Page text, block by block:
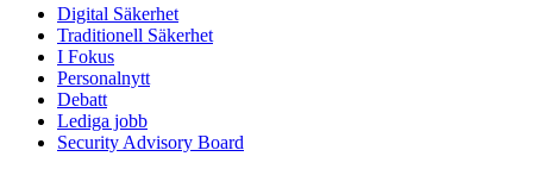
Digital Säkerhet
Traditionell Säkerhet
I Fokus
Personalnytt
Debatt
Lediga jobb
Security Advisory Board